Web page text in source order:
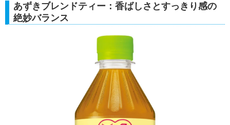
あずきブレンドティー：香ばしさとすっきり感の
絶妙バランス